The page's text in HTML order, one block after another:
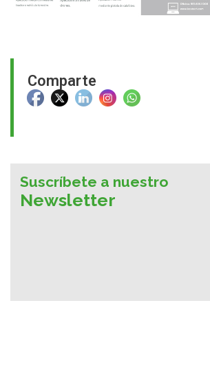
Comparte
Suscríbete a nuestro
Newsletter